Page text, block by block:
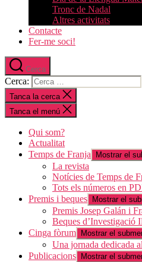
Tronc de Nadal
Altres activitats
Contacte
Fer-me soci!
Cerca
Cerca:
Tanca la cerca
Tanca el menú
Qui som?
Actualitat
Temps de Franja
Mostrar el
La revista
Notícies de Temps de
Tots els números en
Premis i beques
Mostrar el
Premis Josep Galán i
Beques d’Investigació
Cinga fòrum
Mostrar el
Una jornada dedicada
Publicacions
Mostrar el